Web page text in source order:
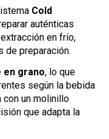
Cold
auténticas
en frío,
de preparación.
en grano, lo que
según la bebida
con un molinillo
que adapta la